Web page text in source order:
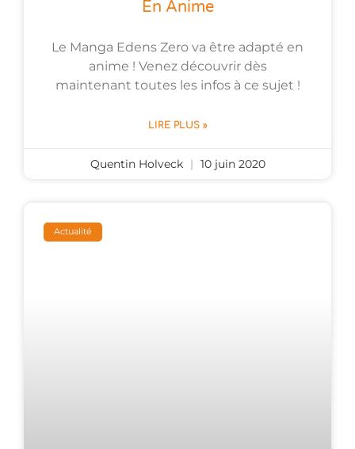
En Anime
Le Manga Edens Zero va être adapté en
anime ! Venez découvrir dès
maintenant toutes les infos à ce sujet !
LIRE PLUS »
Quentin Holveck 10 juin 2020
Actualité